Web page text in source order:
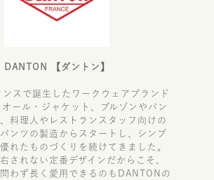
DANTON 【ダントン】
スで誕生したワークウェアブランド
ール・ジャケット、ブルゾンやパン
料理人やレストランスタッフ向けの
ンツの製造からスタートし、シンプ
れたものづくりを続けてきました。
されない定番デザインだからこそ、
わず長く愛用できるのもDANTONの